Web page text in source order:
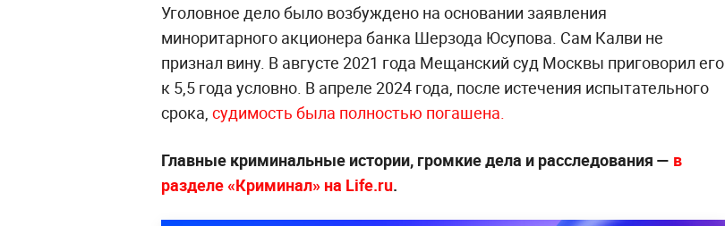
Уголовное дело было возбуждено на основании заявления
миноритарного акционера банка Шерзода Юсупова. Сам Калви не
признал вину. В августе 2021 года Мещанский суд Москвы приговорил его
к 5,5 года условно. В апреле 2024 года, после истечения испытательного
срока, судимость была полностью погашена.
Главные криминальные истории, громкие дела и расследования — в
разделе «Криминал» на Life.ru.